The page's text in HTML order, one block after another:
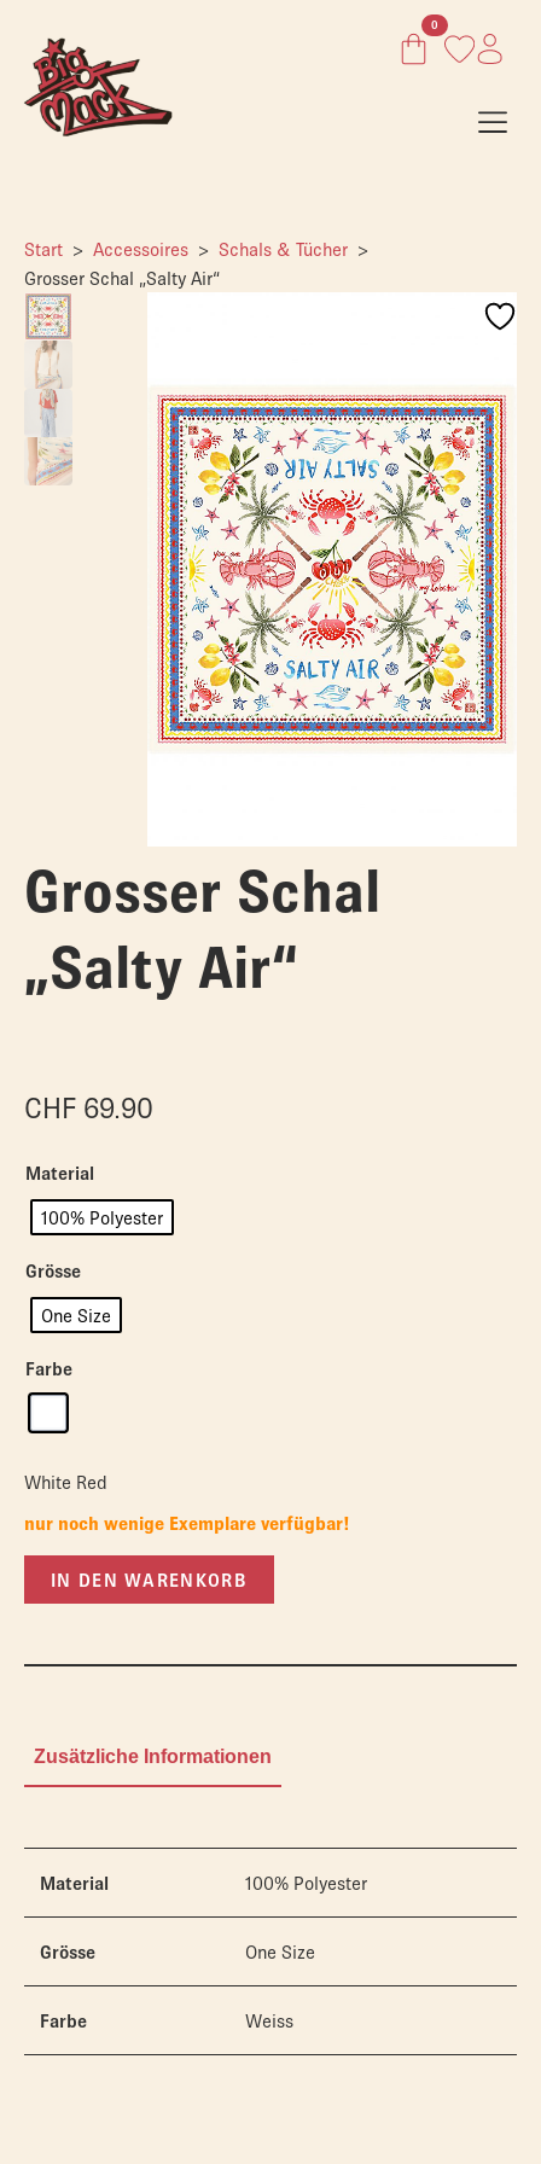
0
Start Accessoires
Schals & Tücher
Grosser Schal „Salty Air“
Grosser Schal
„Salty Air“
CHF 69.90
Material
100% Polyester
Grösse
One Size
Farbe
White Red
nur noch wenige Exemplare verfügbar!
IN DEN WARENKORB
Zusätzliche Informationen
Material 100% Polyester
Grösse One Size
Farbe Weiss